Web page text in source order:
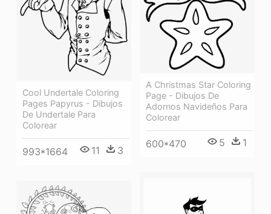
Cool Undertale Coloring
Pages Papyrus - Dibujos
De Undertale Para
Colorear
993*1664 11 3
A Christmas Star Coloring
Page - Dibujos De
Adornos Navideños Para
Colorear
600*470 5 1